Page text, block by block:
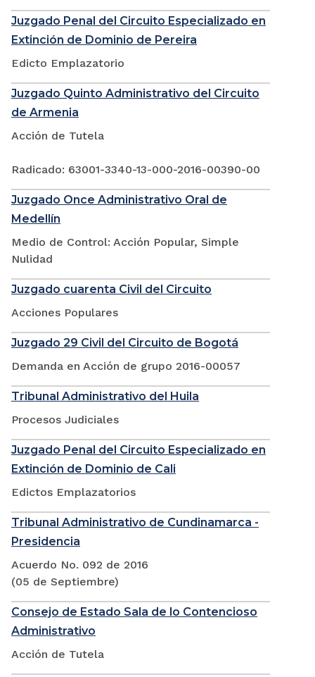
Juzgado Penal del Circuito Especializado en
Extinción de Dominio de Pereira
Edicto Emplazatorio
Juzgado Quinto Administrativo del Circuito
de Armenia
Acción de Tutela
Radicado: 63001-3340-13-000-2016-00390-00
Juzgado Once Administrativo Oral de
Medellín
Medio de Control: Acción Popular, Simple
Nulidad
Juzgado cuarenta Civil del Circuito
Acciones Populares
Juzgado 29 Civil del Circuito de Bogotá
Demanda en Acción de grupo 2016-00057
Tribunal Administrativo del Huila
Procesos Judiciales
Juzgado Penal del Circuito Especializado en
Extinción de Dominio de Cali
Edictos Emplazatorios
Tribunal Administrativo de Cundinamarca -
Presidencia
Acuerdo No. 092 de 2016
(05 de Septiembre)
Consejo de Estado Sala de lo Contencioso
Administrativo
Acción de Tutela